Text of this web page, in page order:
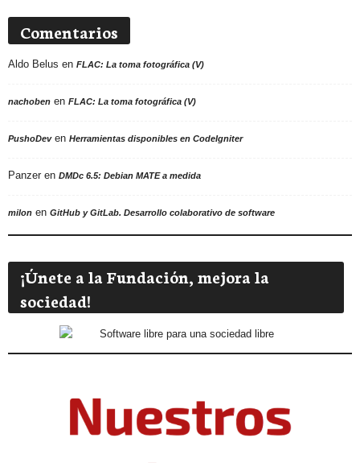
Comentarios
Aldo Belus en FLAC: La toma fotográfica (V)
nachoben en FLAC: La toma fotográfica (V)
PushoDeven Herramientas disponibles en CodeIgniter
Panzer en DMDc 6.5: Debian MATE a medida
milon en GitHub y GitLab. Desarrollo colaborativo de software
¡Únete a la Fundación, mejora la
sociedad!